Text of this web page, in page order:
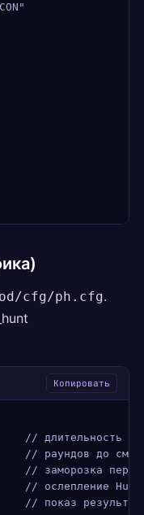
cfg/ph.cfg.
Копировать
длительность
раундов до смены
заморозка перед
ослепление
// показ